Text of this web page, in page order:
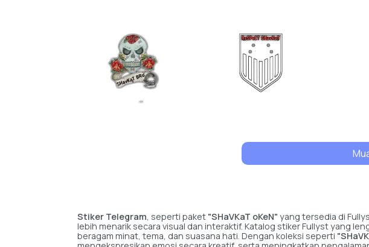
Stiker Telegram, seperti paket "SHaVKaT oKeN" yang tersedia di
lebih menarik secara visual dan interaktif. Katalog stiker Fullyst yang
beragam minat, tema, dan suasana hati. Dengan koleksi seperti